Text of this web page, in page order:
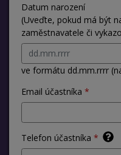
Datum narození
(Uveďte, pokud má být
zaměstnavatele či
ve formátu dd.mm.rrrr
Email účastníka
Telefon účastníka